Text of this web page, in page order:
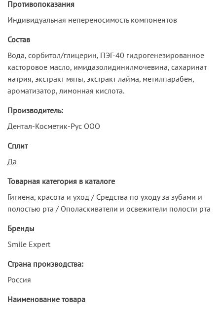
Противопоказания
Индивидуальная непереносимость компонентов
Состав
Вода, сорбитол/глицерин, ПЭГ-40 гидрогенезированное
касторовое масло, имидазолидинилмочевина, сахаринат
натрия, экстракт мяты, экстракт лайма, метилпарабен,
ароматизатор, лимонная кислота.
Производитель:
Дентал-Косметик-Рус ООО
Сплит
Да
Товарная категория в каталоге
Гигиена, красота и уход / Средства по уходу за зубами и
полостью рта / Ополаскиватели и освежители полости рта
Бренды
Smile Expert
Страна производства:
Россия
Наименование товара